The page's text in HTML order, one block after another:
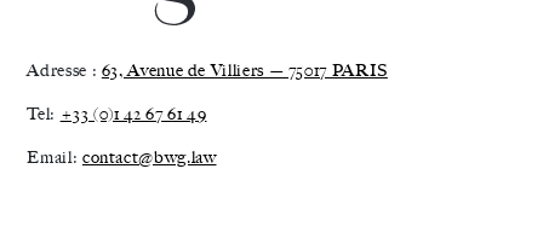
Adresse : 63, Avenue de Villiers — 75017 PARIS
Tel: +33 (0)1 42 67 61 49
Email: contact@bwg.law